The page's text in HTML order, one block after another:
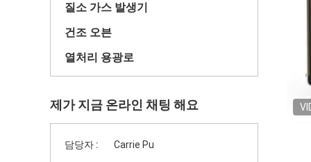
질소 가스 발생기
건조 오븐
열처리 용광로
제가 지금 온라인 채팅 해요
담당자 : Carrie Pu